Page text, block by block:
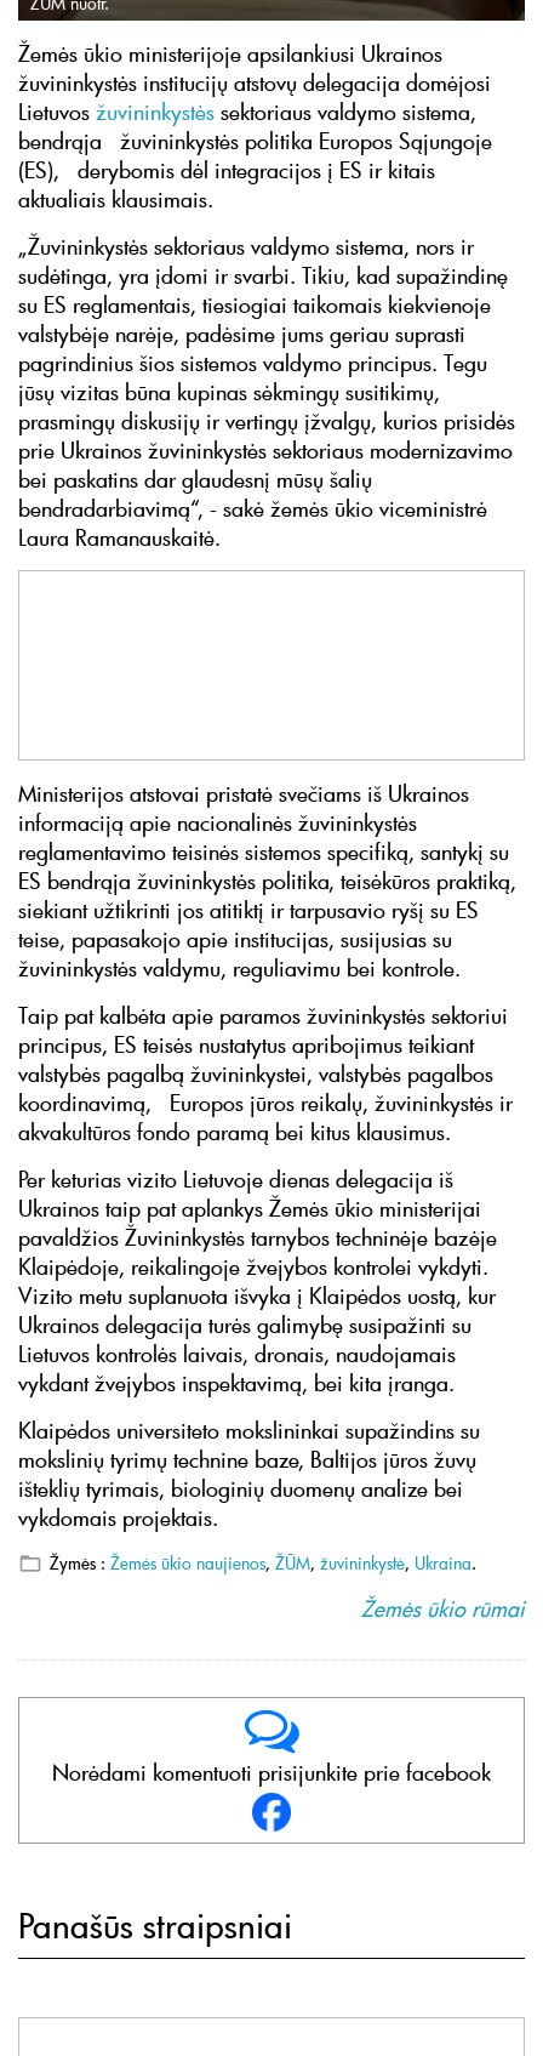
Žemės ūkio ministerijoje apsilankiusi Ukrainos
žuvininkystės institucijų atstovų delegacija domėjosi
Lietuvos žuvininkystės sektoriaus valdymo sistema,
bendrąja žuvininkystės politika Europos Sąjungoje
(ES), derybomis dėl integracijos į ES ir kitais
aktualiais klausimais.
„Žuvininkystės sektoriaus valdymo sistema, nors ir
sudėtinga, yra įdomi ir svarbi. Tikiu, kad supažindinę
su ES reglamentais, tiesiogiai taikomais kiekvienoje
valstybėje narėje, padėsime jums geriau suprasti
pagrindinius šios sistemos valdymo principus. Tegu
jūsų vizitas būna kupinas sėkmingų susitikimų,
prasmingų diskusijų ir vertingų įžvalgų, kurios prisidės
prie Ukrainos žuvininkystės sektoriaus modernizavimo
bei paskatins dar glaudesnį mūsų šalių
bendradarbiavimą“, - sakė žemės ūkio viceministrė
Laura Ramanauskaitė.
Ministerijos atstovai pristatė svečiams iš Ukrainos
informaciją apie nacionalinės žuvininkystės
reglamentavimo teisinės sistemos specifiką, santykį su
ES bendrąja žuvininkystės politika, teisėkūros praktiką,
siekiant užtikrinti jos atitiktį ir tarpusavio ryšį su ES
teise, papasakojo apie institucijas, susijusias su
žuvininkystės valdymu, reguliavimu bei kontrole.
Taip pat kalbėta apie paramos žuvininkystės sektoriui
principus, ES teisės nustatytus apribojimus teikiant
valstybės pagalbą žuvininkystei, valstybės pagalbos
koordinavimą, Europos jūros reikalų, žuvininkystės ir
akvakultūros fondo paramą bei kitus klausimus.
Per keturias vizito Lietuvoje dienas delegacija iš
Ukrainos taip pat aplankys Žemės ūkio ministerijai
pavaldžios Žuvininkystės tarnybos techninėje bazėje
Klaipėdoje, reikalingoje žvejybos kontrolei vykdyti.
Vizito metu suplanuota išvyka į Klaipėdos uostą, kur
Ukrainos delegacija turės galimybę susipažinti su
Lietuvos kontrolės laivais, dronais, naudojamais
vykdant žvejybos inspektavimą, bei kita įranga.
Klaipėdos universiteto mokslininkai supažindins su
mokslinių tyrimų technine baze, Baltijos jūros žuvų
išteklių tyrimais, biologinių duomenų analize bei
vykdomais projektais.
Žymės : Žemės ūkio naujienos, ŽŪM, žuvininkystė, Ukraina.
Žemės ūkio rūmai
Norėdami komentuoti prisijunkite prie facebook
Panašūs straipsniai